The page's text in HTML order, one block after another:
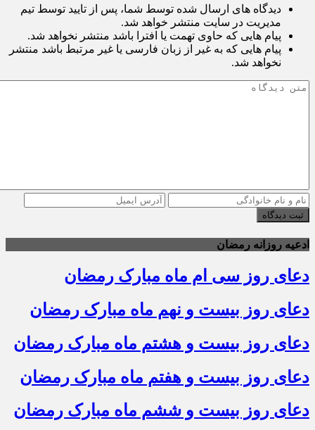
دیدگاه های ارسال شده توسط شما، پس از تایید توسط تیم
مدیریت در سایت منتشر خواهد شد.
پیام هایی که حاوی تهمت یا افترا باشد منتشر نخواهد شد.
پیام هایی که به غیر از زبان فارسی یا غیر مرتبط باشد منتشر
نخواهد شد.
ثبت دیدگاه
ادعیه روزانه رمضان
دعای روز سی ام ماه مبارک رمضان
دعای روز بیست و نهم ماه مبارک رمضان
دعای روز بیست و هشتم ماه مبارک رمضان
دعای روز بیست و هفتم ماه مبارک رمضان
دعای روز بیست و ششم ماه مبارک رمضان